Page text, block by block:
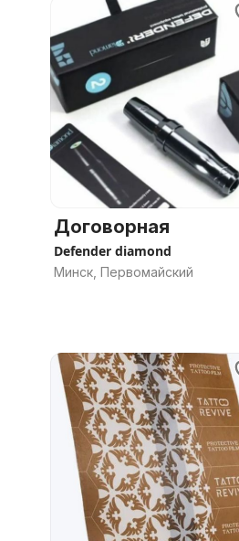
Договорная
Defender diamond
Минск, Первомайский